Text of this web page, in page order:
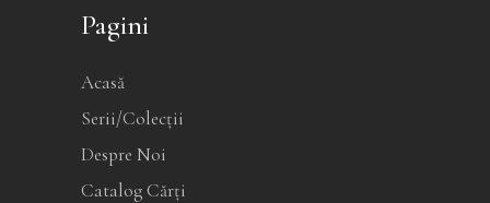
Pagini
Acasă
Serii/Colecții
Despre Noi
Catalog Cărți